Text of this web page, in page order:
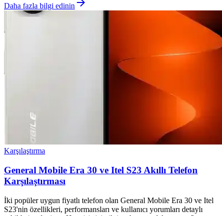
Daha fazla bilgi edinin
Karşılaştırma
General Mobile Era 30 ve Itel S23 Akıllı Telefon
Karşılaştırması
İki popüler uygun fiyatlı telefon olan General Mobile Era 30 ve Itel
S23'nin özellikleri, performansları ve kullanıcı yorumları detaylı